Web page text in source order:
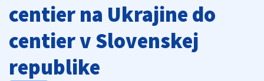
centier na Ukrajine do
centier v Slovenskej
republike